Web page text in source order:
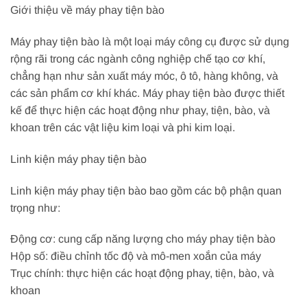
Giới thiệu về máy phay tiện bào
Máy phay tiện bào là một loại máy công cụ được sử dụng
rộng rãi trong các ngành công nghiệp chế tạo cơ khí,
chẳng hạn như sản xuất máy móc, ô tô, hàng không, và
các sản phẩm cơ khí khác. Máy phay tiện bào được thiết
kế để thực hiện các hoạt động như phay, tiện, bào, và
khoan trên các vật liệu kim loại và phi kim loại.
Linh kiện máy phay tiện bào
Linh kiện máy phay tiện bào bao gồm các bộ phận quan
trọng như:
Động cơ: cung cấp năng lượng cho máy phay tiện bào
Hộp số: điều chỉnh tốc độ và mô-men xoắn của máy
Trục chính: thực hiện các hoạt động phay, tiện, bào, và
khoan